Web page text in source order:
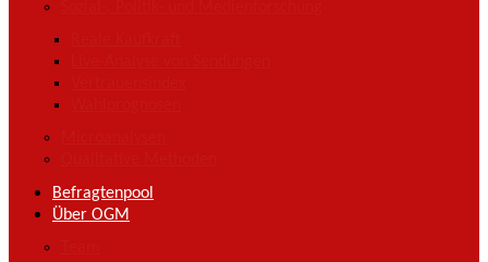
Befragtenpool
Über OGM